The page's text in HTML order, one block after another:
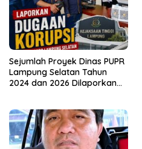
Sejumlah Proyek Dinas PUPR
Lampung Selatan Tahun
2024 dan 2026 Dilaporkan